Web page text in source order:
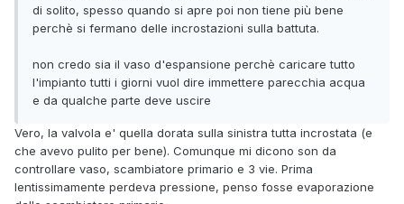
di solito, spesso quando si apre poi non tiene più bene
perchè si fermano delle incrostazioni sulla battuta.
non credo sia il vaso d'espansione perchè caricare tutto
l'impianto tutti i giorni vuol dire immettere parecchia acqua
e da qualche parte deve uscire
Vero, la valvola e' quella dorata sulla sinistra tutta incrostata (e
che avevo pulito per bene). Comunque mi dicono son da
controllare vaso, scambiatore primario e 3 vie. Prima
lentissimamente perdeva pressione, penso fosse evaporazione